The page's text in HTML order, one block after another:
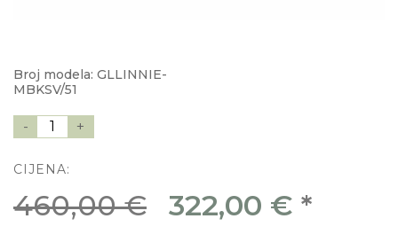
Broj modela: GLLINNIE-
MBKSV/51
- 1 +
CIJENA:
460,00 € 322,00 € *